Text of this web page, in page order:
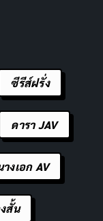
ซีรีส์ฝรั่ง
ดารา JAV
างเอก AV
สั้น